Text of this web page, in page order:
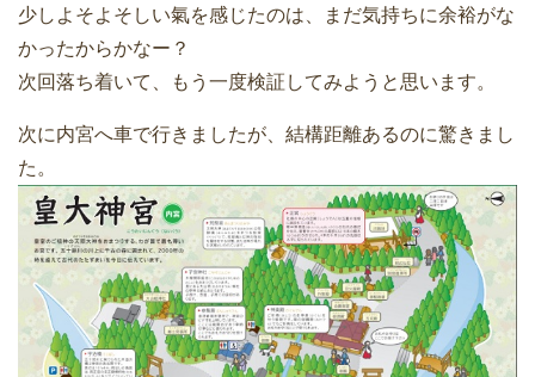
少しよそよそしい氣を感じたのは、まだ気持ちに余裕がな
かったからかなー？
次回落ち着いて、もう一度検証してみようと思います。
次に内宮へ車で行きましたが、結構距離あるのに驚きまし
た。